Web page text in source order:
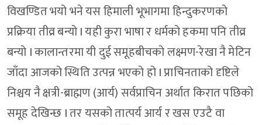
विखण्डित भयो भने यस हिमाली भूभागमा हिन्दुकरणको
प्रक्रिया तीव्र बन्यो I यही कुरा भाषा र धर्मको हकमा पनि तीव्र
बन्यो I कालान्तरमा यी दुई समूहबीचको लक्ष्मण-रेखा नै मेटिन
जाँदा आजको स्थिति उत्पन्न भएको हो I प्राचिनताको दृष्टिले
निश्चय नै क्षत्री-ब्राह्मण (आर्य) सर्वप्राचिन अर्थात किरात पछिको
समूह देखिन्छ I तर यसको तात्पर्य आर्य र खस एउटै वा